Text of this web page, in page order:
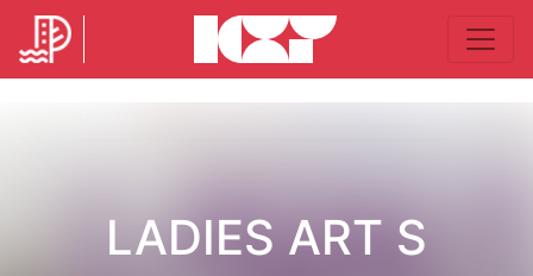
LADIES ART S